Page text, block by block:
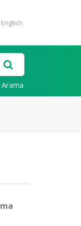
English
Arama